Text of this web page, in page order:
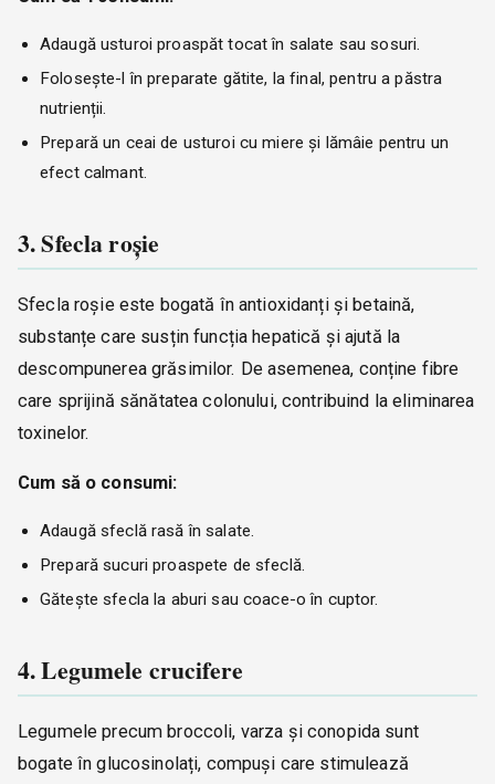
Adaugă usturoi proaspăt tocat în salate sau sosuri.
Folosește-l în preparate gătite, la final, pentru a păstra
nutrienții.
Prepară un ceai de usturoi cu miere și lămâie pentru un
efect calmant.
3. Sfecla roșie
Sfecla roșie este bogată în antioxidanți și betaină,
substanțe care susțin funcția hepatică și ajută la
descompunerea grăsimilor. De asemenea, conține fibre
care sprijină sănătatea colonului, contribuind la eliminarea
toxinelor.
Cum să o consumi:
Adaugă sfeclă rasă în salate.
Prepară sucuri proaspete de sfeclă.
Gătește sfecla la aburi sau coace-o în cuptor.
4. Legumele crucifere
Legumele precum broccoli, varza și conopida sunt
bogate în glucosinolați, compuși care stimulează